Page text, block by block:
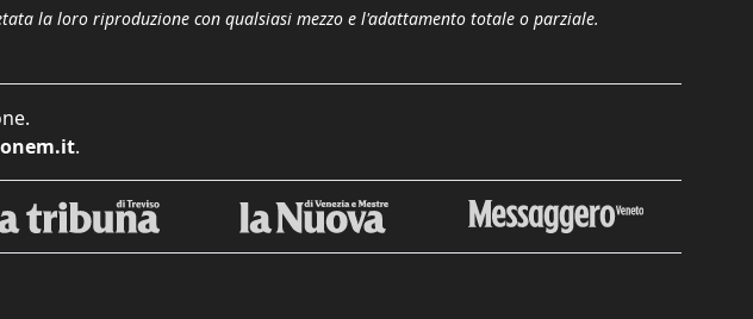
la loro riproduzione con qualsiasi mezzo e l'adattamento totale o parziale.
.